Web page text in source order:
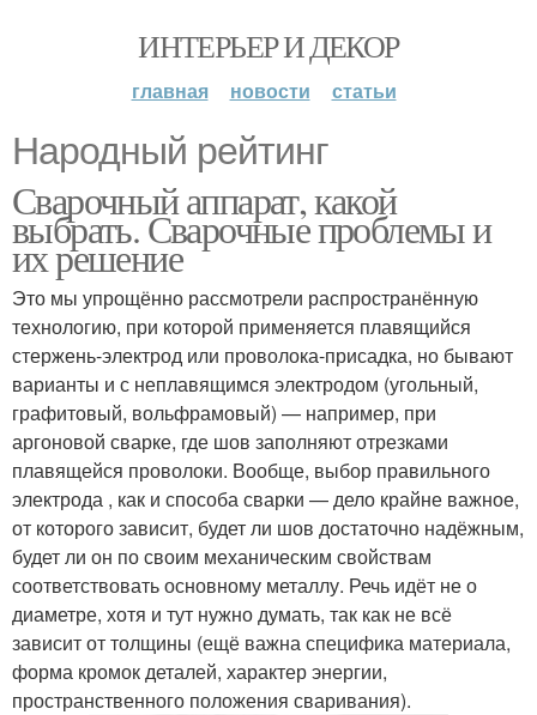
ИНТЕРЬЕР И ДЕКОР
главная новости статьи
Народный рейтинг
Сварочный аппарат, какой
выбрать. Сварочные проблемы и
их решение
Это мы упрощённо рассмотрели распространённую
технологию, при которой применяется плавящийся
стержень-электрод или проволока-присадка, но бывают
варианты и с неплавящимся электродом (угольный,
графитовый, вольфрамовый) — например, при
аргоновой сварке, где шов заполняют отрезками
плавящейся проволоки. Вообще, выбор правильного
электрода , как и способа сварки — дело крайне важное,
от которого зависит, будет ли шов достаточно надёжным,
будет ли он по своим механическим свойствам
соответствовать основному металлу. Речь идёт не о
диаметре, хотя и тут нужно думать, так как не всё
зависит от толщины (ещё важна специфика материала,
форма кромок деталей, характер энергии,
пространственного положения сваривания).